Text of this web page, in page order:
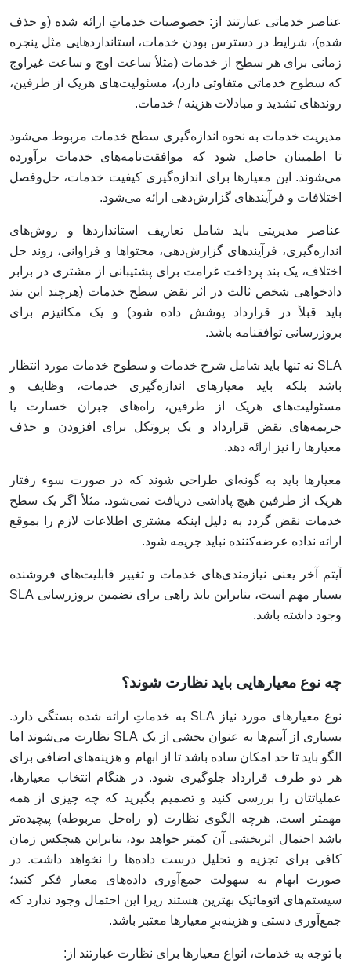
عناصر خدماتی عبارتند از: خصوصیات خدماتِ ارائه شده (و حذف
شده)، شرایط در دسترس بودن خدمات، استانداردهایی مثل پنجره
زمانی برای هر سطح از خدمات (مثلأ ساعت اوج و ساعت غیراوج
که سطوح خدماتی متفاوتی دارد)، مسئولیت‌های هریک از طرفین،
روندهای تشدید و مبادلات هزینه / خدمات.
مدیریت خدمات به نحوه اندازه‌گیری سطح خدمات مربوط می‌شود
تا اطمینان حاصل شود که موافقت‌نامه‌های خدمات برآورده
می‌شوند. این معیارها برای اندازه‌گیری کیفیت خدمات، حل‌وفصل
اختلافات و فرآیندهای گزارش‌دهی ارائه می‌شود.
عناصر مدیریتی باید شامل تعاریف استانداردها و روش‌های
اندازه‌گیری، فرآیندهای گزارش‌دهی، محتواها و فراوانی، روند حل
اختلاف، یک بند پرداخت غرامت برای پشتیبانی از مشتری در برابر
دادخواهی شخص ثالث در اثر نقض سطح خدمات (هرچند این بند
باید قبلأ در قرارداد پوشش داده شود) و یک مکانیزم برای
بروزرسانی توافقنامه باشد.
SLA نه تنها باید شامل شرح خدمات و سطوح خدمات مورد انتظار
باشد بلکه باید معیارهای اندازه‌گیری خدمات، وظایف و
مسئولیت‌های هریک از طرفین، راه‌های جبران خسارت یا
جریمه‌های نقض قرارداد و یک پروتکل برای افزودن و حذف
معیارها را نیز ارائه دهد.
معیارها باید به گونه‌ای طراحی شوند که در صورت سوء رفتار
هریک از طرفین هیچ پاداشی دریافت نمی‌شود. مثلأ اگر یک سطح
خدمات نقض گردد به دلیل اینکه مشتری اطلاعات لازم را بموقع
ارائه نداده عرضه‌کننده نباید جریمه شود.
آیتم آخر یعنی نیازمندی‌های خدمات و تغییر قابلیت‌های فروشنده
بسیار مهم است، بنابراین باید راهی برای تضمین بروزرسانی SLA
وجود داشته باشد.
چه نوع معیارهایی باید نظارت شوند؟
نوع معیارهای مورد نیاز SLA به خدماتِ ارائه شده بستگی دارد.
بسیاری از آیتم‌ها به عنوان بخشی از یک SLA نظارت می‌شوند اما
الگو باید تا حد امکان ساده باشد تا از ابهام و هزینه‌های اضافی برای
هر دو طرف قرارداد جلوگیری شود. در هنگام انتخاب معیارها،
عملیاتتان را بررسی کنید و تصمیم بگیرید که چه چیزی از همه
مهمتر است. هرچه الگوی نظارت (و راه‌حل مربوطه) پیچیده‌تر
باشد احتمال اثربخشی آن کمتر خواهد بود، بنابراین هیچکس زمان
کافی برای تجزیه و تحلیل درست داده‌ها را نخواهد داشت. در
صورت ابهام به سهولت جمع‌آوری داده‌های معیار فکر کنید؛
سیستم‌های اتوماتیک بهترین هستند زیرا این احتمال وجود ندارد که
جمع‌آوری دستی و هزینه‌برِ معیارها معتبر باشد.
با توجه به خدمات، انواع معیارها برای نظارت عبارتند از: